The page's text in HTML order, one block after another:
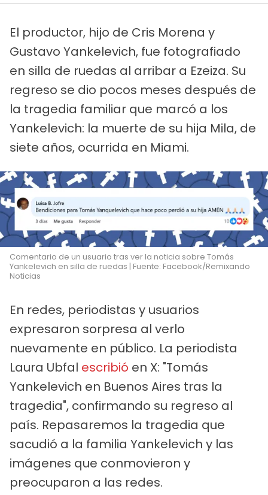
El productor, hijo de Cris Morena y
Gustavo Yankelevich, fue fotografiado
en silla de ruedas al arribar a Ezeiza. Su
regreso se dio pocos meses después de
la tragedia familiar que marcó a los
Yankelevich: la muerte de su hija Mila, de
siete años, ocurrida en Miami.
Comentario de un usuario tras ver la noticia sobre Tomás
Yankelevich en silla de ruedas | Fuente: Facebook/Remixando
Noticias
En redes, periodistas y usuarios
expresaron sorpresa al verlo
nuevamente en público. La periodista
Laura Ubfal escribió en X: "Tomás
Yankelevich en Buenos Aires tras la
tragedia", confirmando su regreso al
país. Repasaremos la tragedia que
sacudió a la familia Yankelevich y las
imágenes que conmovieron y
preocuparon a las redes.